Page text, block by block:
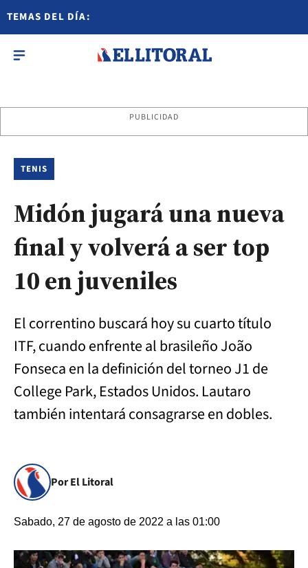
TEMAS DEL DÍA:
PUBLICIDAD
TENIS
Midón jugará una nueva
final y volverá a ser top
10 en juveniles
El correntino buscará hoy su cuarto título
ITF, cuando enfrente al brasileño João
Fonseca en la definición del torneo J1 de
College Park, Estados Unidos. Lautaro
también intentará consagrarse en dobles.
Por El Litoral
Sabado, 27 de agosto de 2022 a las 01:00